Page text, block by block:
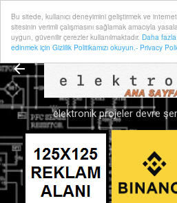
Bu sitede, kullanıcı deneyimini geliştirmek ve internet
sitesinin verimli çalışmasını sağlamak amacıyla
uygun, güvenilir çerezler kullanılmaktadır. Daha
edinmek için Gizlilik Politikamızı okuyun.- Privacy
Ana içeriğe
elektronik projeler devre